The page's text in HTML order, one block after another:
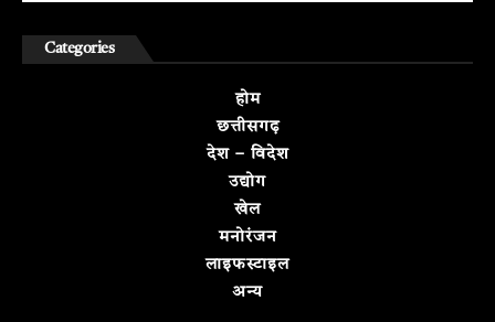
Categories
होम
छत्तीसगढ़
देश – विदेश
उद्योग
खेल
मनोरंजन
लाइफस्टाइल
अन्य